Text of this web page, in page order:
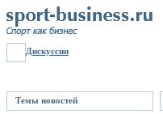
Дискуссии
Темы новостей